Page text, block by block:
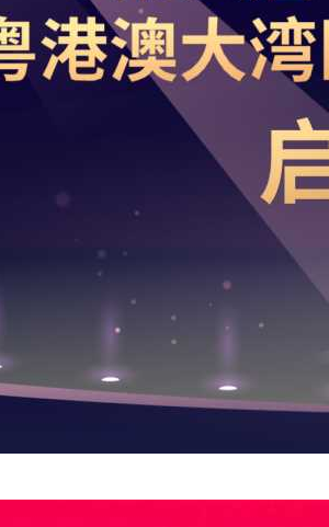
届广东省《少年讲书人》（秋季）展评
“旅游+大健康+语言艺术”